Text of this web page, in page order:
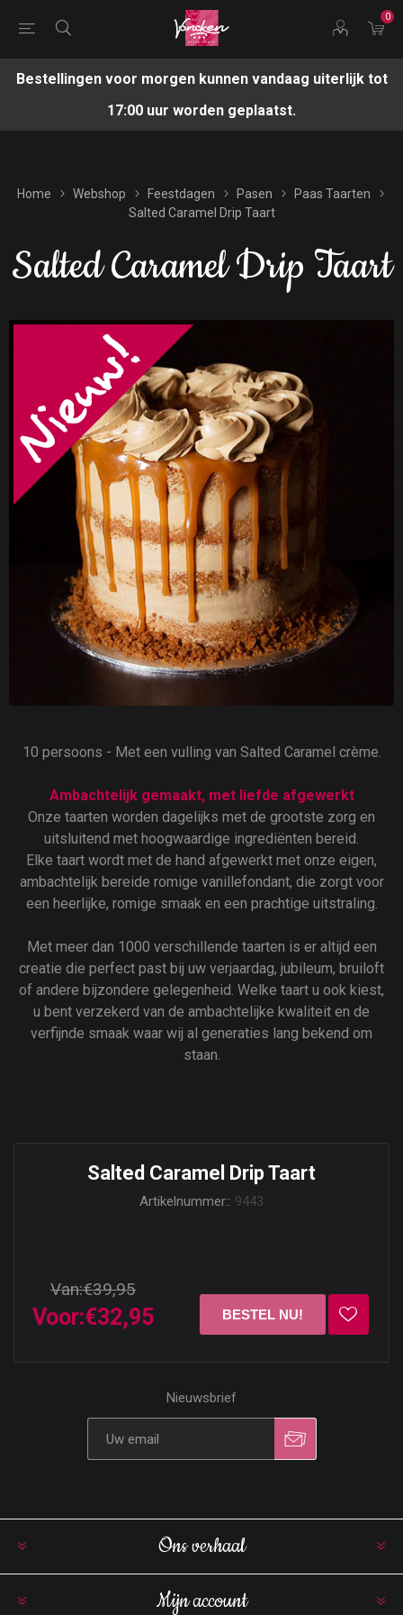
0
Bestellingen voor morgen kunnen vandaag uiterlijk tot
17:00 uur worden geplaatst.
Home Webshop Feestdagen Pasen
Paas Taarten
Salted Caramel Drip Taart
Salted Caramel Drip Taart
10 persoons - Met een vulling van Salted Caramel crème.
Ambachtelijk gemaakt, met liefde afgewerkt
Onze taarten worden dagelijks met de grootste zorg en
uitsluitend met hoogwaardige ingrediënten bereid.
Elke taart wordt met de hand afgewerkt met onze eigen,
ambachtelijk bereide romige vanillefondant, die zorgt voor
een heerlijke, romige smaak en een prachtige uitstraling.
Met meer dan 1000 verschillende taarten is er altijd een
creatie die perfect past bij uw verjaardag, jubileum, bruiloft
of andere bijzondere gelegenheid. Welke taart u ook kiest,
u bent verzekerd van de ambachtelijke kwaliteit en de
verfijnde smaak waar wij al generaties lang bekend om
staan.
Salted Caramel Drip Taart
Artikelnummer:: 9443
Van:€39,95
Voor:€32,95
Nieuwsbrief
Ons verhaal
Mijn account